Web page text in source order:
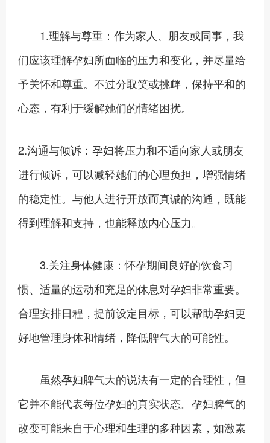
1.理解与尊重：作为家人、朋友或同事，我
们应该理解孕妇所面临的压力和变化，并尽量给
予关怀和尊重。不过分取笑或挑衅，保持平和的
心态，有利于缓解她们的情绪困扰。
2.沟通与倾诉：孕妇将压力和不适向家人或朋友
进行倾诉，可以减轻她们的心理负担，增强情绪
的稳定性。与他人进行开放而真诚的沟通，既能
得到理解和支持，也能释放内心压力。
3.关注身体健康：怀孕期间良好的饮食习
惯、适量的运动和充足的休息对孕妇非常重要。
合理安排日程，提前设定目标，可以帮助孕妇更
好地管理身体和情绪，降低脾气大的可能性。
虽然孕妇脾气大的说法有一定的合理性，但
它并不能代表每位孕妇的真实状态。孕妇脾气的
改变可能来自于心理和生理的多种因素，如激素